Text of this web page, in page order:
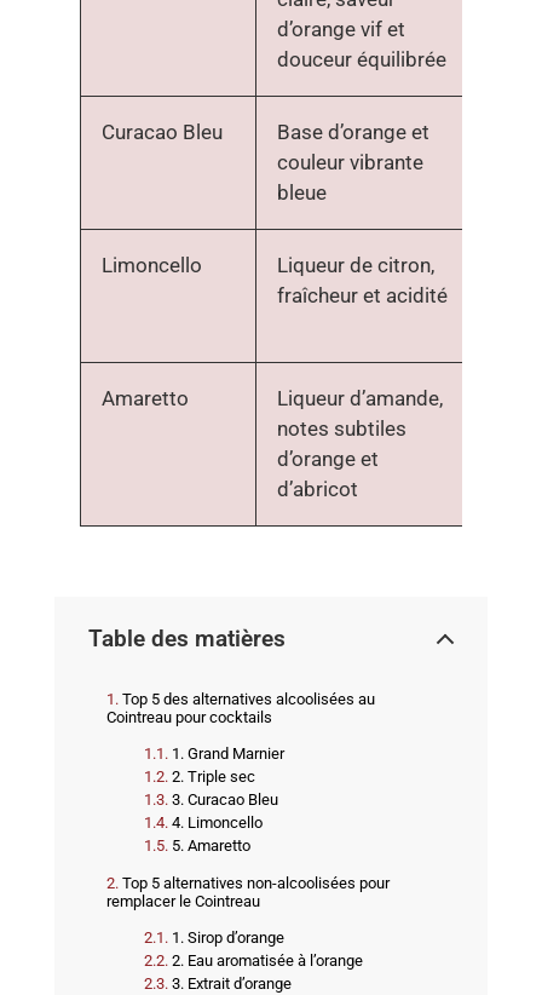
d’orange vif et
douceur équilibrée
Curacao Bleu
Base d’orange et
couleur vibrante
bleue
Limoncello
Liqueur de citron,
fraîcheur et acidité
Amaretto
Liqueur d’amande,
notes subtiles
d’orange et
d’abricot
Table des matières
Top 5 des alternatives alcoolisées au
Cointreau pour cocktails
1. Grand Marnier
2. Triple sec
3. Curacao Bleu
4. Limoncello
5. Amaretto
Top 5 alternatives non-alcoolisées pour
remplacer le Cointreau
1. Sirop d’orange
2. Eau aromatisée à l’orange
3. Extrait d’orange